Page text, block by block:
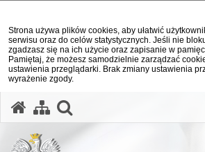
Strona używa plików cookies, aby ułatwić
serwisu oraz do celów statystycznych. Jeśli nie
zgadzasz się na ich użycie oraz zapisanie w
Pamiętaj, że możesz samodzielnie zarządzać
ustawienia przeglądarki. Brak zmiany ustawienia
wyrażenie zgody.